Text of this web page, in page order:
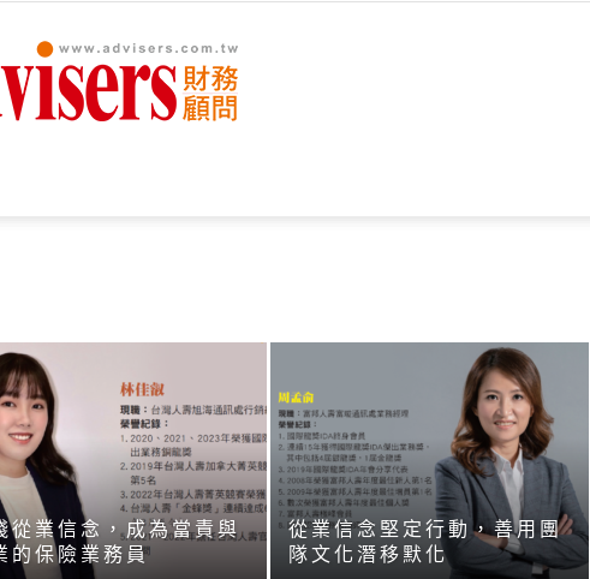
務
從業信念，成為當責與
的保險業務員
從業信念堅定行動，善用團
隊文化潛移默化